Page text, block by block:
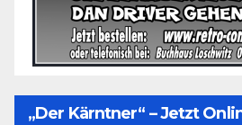
„Der Kärntner“ – Jetzt